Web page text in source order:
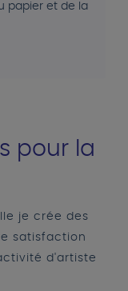
papier et de la
pour la
je crée des
satisfaction
d'artiste